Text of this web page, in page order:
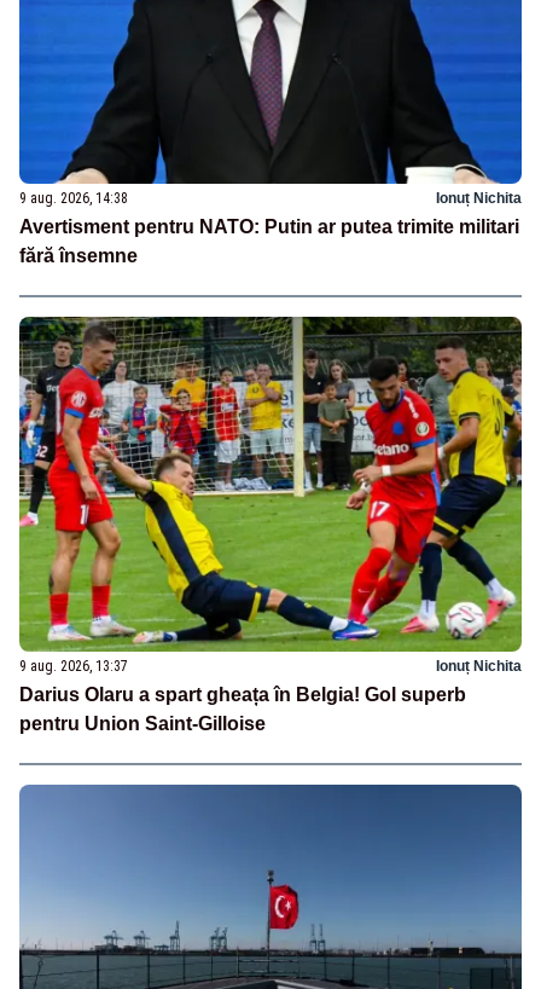
9 aug. 2026, 14:38 Ionuț Nichita
Avertisment pentru NATO: Putin ar putea trimite militari
fără însemne
9 aug. 2026, 13:37 Ionuț Nichita
Darius Olaru a spart gheața în Belgia! Gol superb
pentru Union Saint-Gilloise